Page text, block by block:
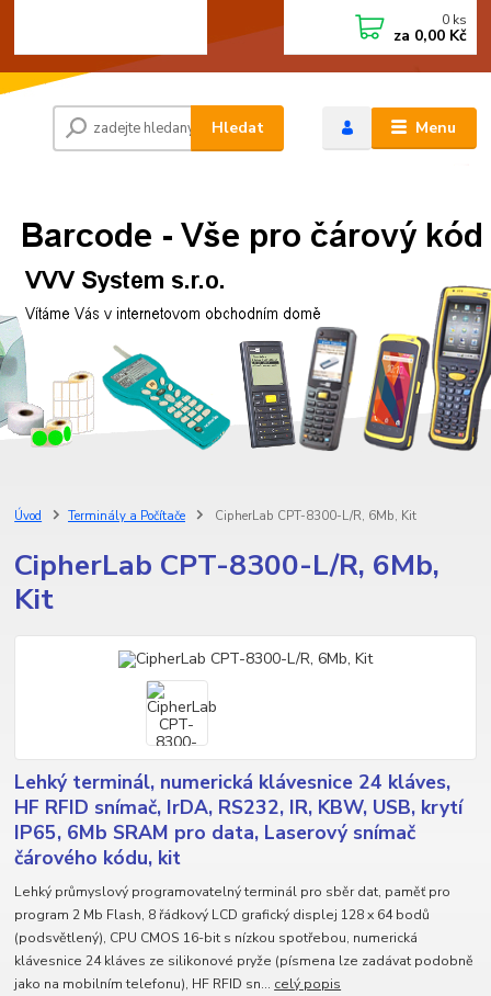
Menu
Hledat
0 ks
za 0,00 Kč
Úvod Terminály a Počítače CipherLab CPT-8300-L/R, 6Mb, Kit
CipherLab CPT-8300-L/R, 6Mb,
Kit
Lehký terminál, numerická klávesnice 24 kláves,
HF RFID snímač, IrDA, RS232, IR, KBW, USB, krytí
IP65, 6Mb SRAM pro data, Laserový snímač
čárového kódu, kit
Lehký průmyslový programovatelný terminál pro sběr dat, paměť pro
program 2 Mb Flash, 8 řádkový LCD grafický displej 128 x 64 bodů
(podsvětlený), CPU CMOS 16-bit s nízkou spotřebou, numerická
klávesnice 24 kláves ze silikonové pryže (písmena lze zadávat podobně
jako na mobilním telefonu), HF RFID sn... celý popis